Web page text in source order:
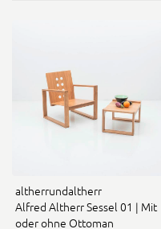
altherrundaltherr
Alfred Altherr Sessel 01 | Mit
oder ohne Ottoman